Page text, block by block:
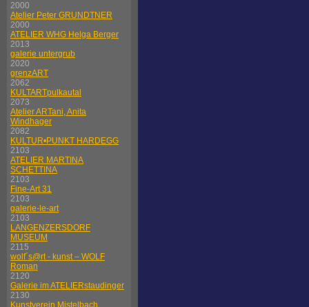
2000
Atelier Peter GRUNDTNER
2000
ATELIER WHG Helga Berger
2013
galerie untergrub
2020
grenzART
2062
KULTARTpulkautal
2073
Atelier ARTani, Anita
Windhager
2082
KULTUR•PUNKT HARDEGG
2103
ATELIER MARTINA
SCHETTINA
2103
Fine-Art 31
2103
galerie-le-art
2103
LANGENZERSDORF
MUSEUM
2115
wolf´s@rt - kunst – WOLF
Roman
2120
Galerie im ATELIERstaudinger
2130
Kunstverein Mistelbach